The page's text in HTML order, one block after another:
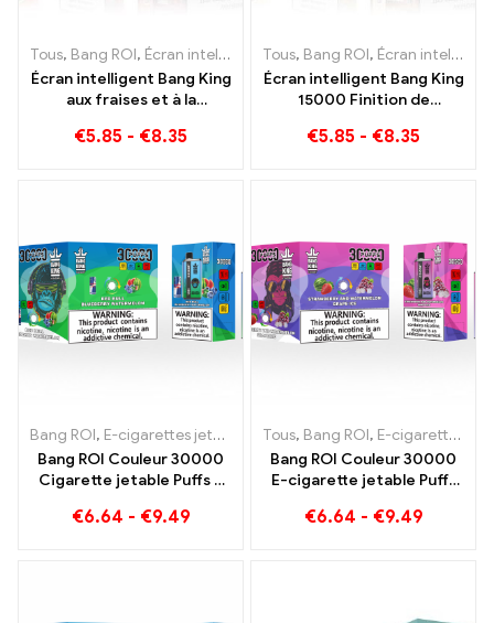
Tous, Bang ROI, Écran intelligent Bang King 15000 Bouffée ,E-
Écran intelligent Bang King
aux fraises et à la
Profitez du plaisir relaxant
€5.85 - €8.35
Tous, Bang ROI, Écran intelligent Bang King 15000 Bouffée
Écran intelligent Bang King
15000 Finition de
feuillette e-zigarettes
€5.85 - €8.35
Bang ROI, E-cigarettes jetables Lituanie ,E-cigarettes jetables
Bang ROI Couleur 30000
Cigarette jetable Puffs à
Energy Watermelon
€6.64 - €9.49
Tous, Bang ROI, E-cigarettes jetables Lituanie
Bang ROI Couleur 30000
E-cigarette jetable Puffs
pastèque sucrée à la
€6.64 - €9.49